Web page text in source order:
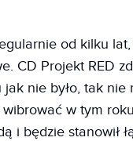
od kilku
CD Projekt RED
nie było, tak nie
w tym
i będzie stanowił